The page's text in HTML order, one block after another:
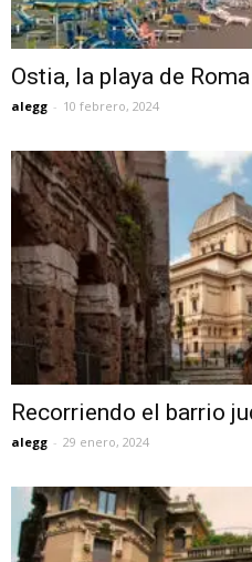
Ostia, la playa de
alegg - 10 febrero, 2024
Recorriendo el barrio
alegg - 29 enero, 2024